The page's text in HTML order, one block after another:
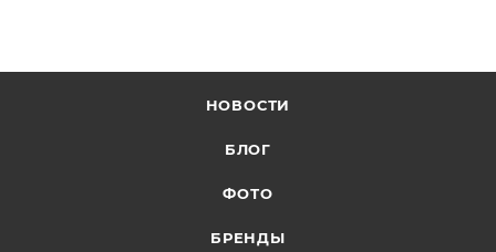
НОВОСТИ
БЛОГ
ФОТО
БРЕНДЫ